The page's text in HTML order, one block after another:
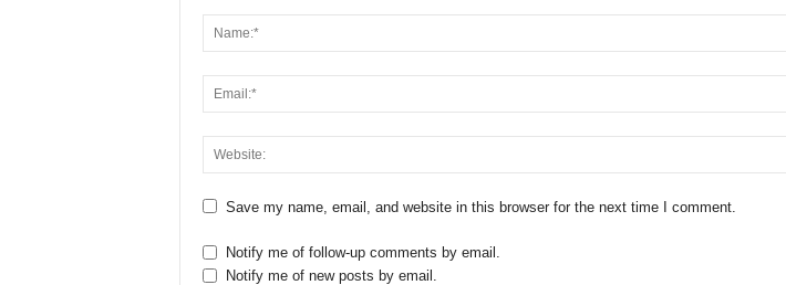
Save my name, email, and website in this browser for the next time I comment.
Notify me of follow-up comments by email.
Notify me of new posts by email.